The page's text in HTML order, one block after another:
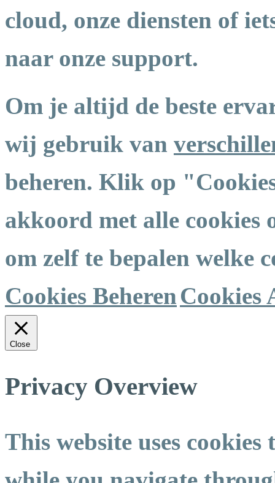
cloud, onze diensten of
naar onze support.
Om je altijd de beste
wij gebruik van
beheren. Klik op
akkoord met alle
om zelf te bepalen welke
Cookies BeherenCookies
Close
Privacy Overview
This website uses